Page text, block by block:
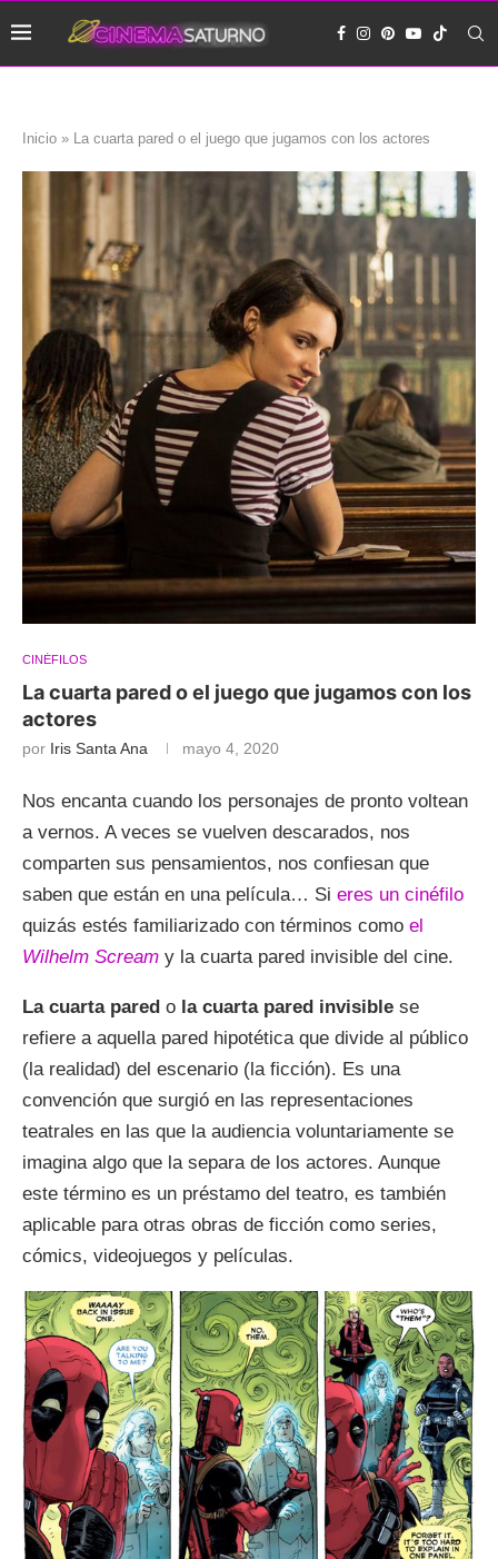
Inicio » La cuarta pared o el juego que jugamos con los actores
CINÉFILOS
La cuarta pared o el juego que jugamos con los
actores
por Iris Santa Ana mayo 4, 2020
Nos encanta cuando los personajes de pronto voltean
a vernos. A veces se vuelven descarados, nos
comparten sus pensamientos, nos confiesan que
saben que están en una película… Si eres un cinéfilo
quizás estés familiarizado con términos como el
Wilhelm Scream y la cuarta pared invisible del cine.
La cuarta pared o la cuarta pared invisible se
refiere a aquella pared hipotética que divide al público
(la realidad) del escenario (la ficción). Es una
convención que surgió en las representaciones
teatrales en las que la audiencia voluntariamente se
imagina algo que la separa de los actores. Aunque
este término es un préstamo del teatro, es también
aplicable para otras obras de ficción como series,
cómics, videojuegos y películas.